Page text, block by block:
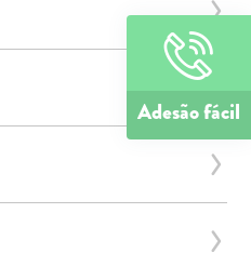
Adesão fácil